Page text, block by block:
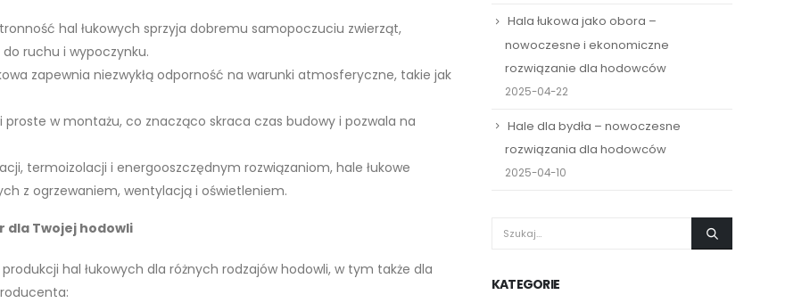
hal łukowych sprzyja dobremu samopoczuciu zwierząt,
ruchu i wypoczynku.
zapewnia niezwykłą odporność na warunki atmosferyczne, takie jak
proste w montażu, co znacząco skraca czas budowy i pozwala na
termoizolacji i energooszczędnym rozwiązaniom, hale łukowe
z ogrzewaniem, wentylacją i oświetleniem.
dla Twojej hodowli
hal łukowych dla różnych rodzajów hodowli, w tym także dla
Hala łukowa jako obora –
nowoczesne i ekonomiczne
rozwiązanie dla hodowców
2025-04-22
Hale dla bydła – nowoczesne
rozwiązania dla hodowców
2025-04-10
KATEGORIE